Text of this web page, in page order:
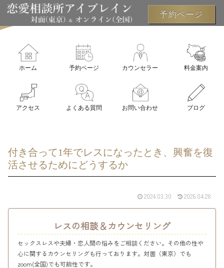
ホーム 予約ページ カウンセラー 料金案内
アクセス よくある質問 お問い合わせ ブログ
付き合って1年でレスになったとき、興奮を復
活させるためにどうするか
2024.03.30 2026.04.28
レスの相談＆カウンセリング
セックスレスや夫婦・恋人間の悩みをご相談ください。その他の性や
心に関するカウンセリングも行っております。対面（東京）でも
zoom(全国)でも可能性です。
予約ページ